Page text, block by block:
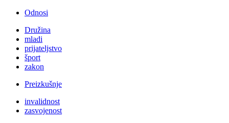
Odnosi
Družina
mladi
prijateljstvo
šport
zakon
Preizkušnje
invalidnost
zasvojenost